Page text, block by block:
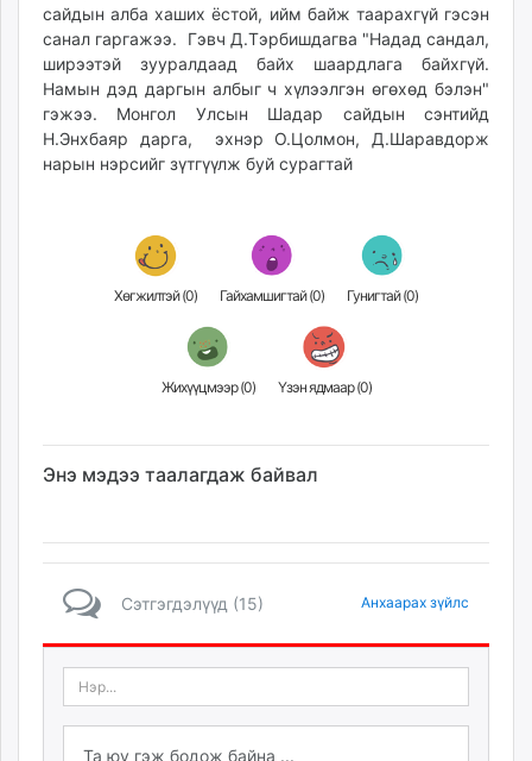
unegui.mn
assa.mn
toim.mn
paparazzi.mn
unread.today
сайдын алба хаших ёстой, ийм байж таарахгүй гэсэн
санал гаргажээ. Гэвч Д.Тэрбишдагва "Надад сандал,
ширээтэй зууралдаад байх шаардлага байхгүй.
Намын дэд даргын албыг ч хүлээлгэн өгөхөд бэлэн"
гэжээ. Монгол Улсын Шадар сайдын сэнтийд
Н.Энхбаяр дарга, эхнэр О.Цолмон, Д.Шаравдорж
нарын нэрсийг зүтгүүлж буй сурагтай
Хөгжилтэй (0) Гайхамшигтай (0) Гунигтай (0)
Жихүүцмээр (0) Үзэн ядмаар (0)
Энэ мэдээ таалагдаж байвал
Сэтгэгдэлүүд (15) Анхаарах зүйлс